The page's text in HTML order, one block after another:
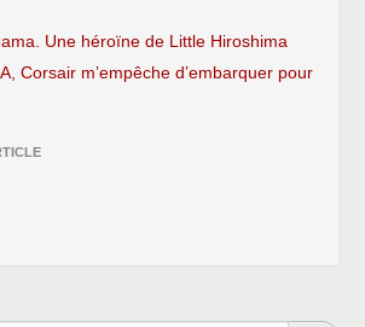
Une héroïne de Little Hiroshima
Corsair m’empêche d’embarquer pour